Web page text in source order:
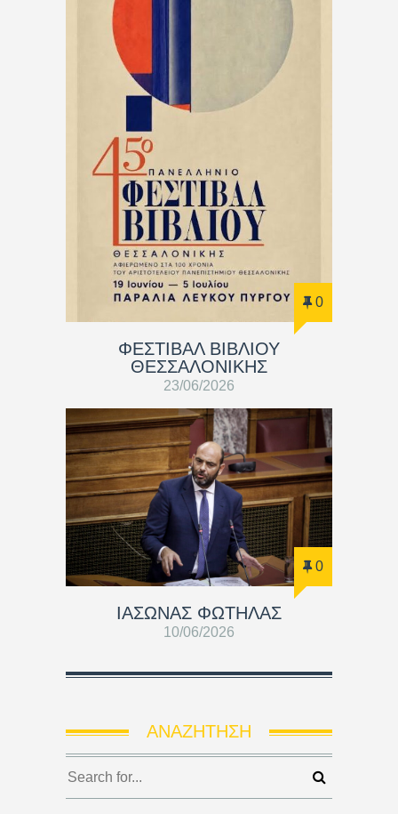
0
ΦΕΣΤΙΒΑΛ ΒΙΒΛΙΟΥ
ΘΕΣΣΑΛΟΝΙΚΗΣ
23/06/2026
0
ΙΑΣΩΝΑΣ ΦΩΤΗΛΑΣ
10/06/2026
ΑΝΑΖΉΤΗΣΗ